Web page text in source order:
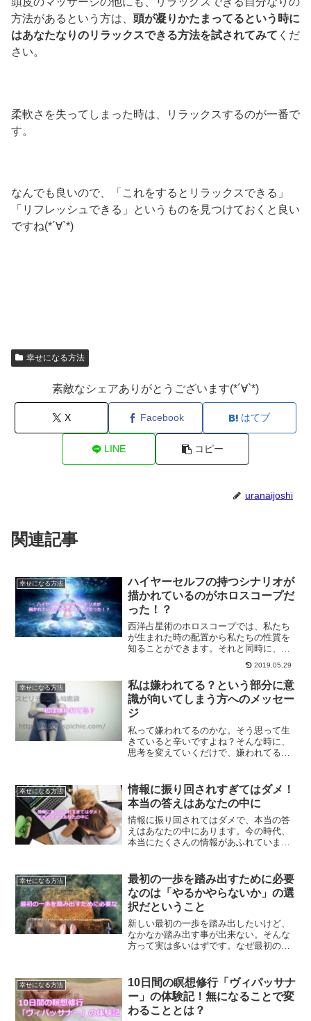
方法があるという方は、 頭が凝りかたまってるという時に
はあなたなりのリラックスできる方法を試されてみて くだ
さい。
柔軟さを失ってしまった時は、リラックスするのが一番で
す。
なんでも良いので、「これをするとリラックスできる」
「リフレッシュできる」というものを見つけておくと良い
ですね(*´∀`*)
幸せになる方法
素敵なシェアありがとうございます(*´∀`*)
X Facebook はてブ
LINE コピー
uranaijoshi
関連記事
幸せになる方法
ハイヤーセルフの持つシナリオが
描かれているのがホロスコープだ
った！？
西洋占星術のホロスコープでは、私たち
が生まれた時の配置から私たちの性質を
知ることができます。それと同時に、ハ
イヤーセルフの持つシナリオが描かれて
いるのです。魂の設計図を知りたいとい
う方にオススメなのが、西洋占星術なの
です。
2019.05.29
幸せになる方法
私は嫌われてる？という部分に意
識が向いてしまう方へのメッセー
ジ
私って嫌われてるのかな。そう思って生
きていると辛いですよね？そんな時に、
思考を変えていくだけで、嫌われてるか
に生きた方がいいに決まってます。幸せ
に生きる方法をご紹介します。
幸せになる方法
情報に振り回されすぎてはダメ！
本当の答えはあなたの中に
情報に振り回されてはダメで、本当の答
えはあなたの中にあります。今の時代、
本当にたくさんの情報があふれています
は、あなたの中にしかないからです。
幸せになる方法
最初の一歩を踏み出すために必要
なのは「やるかやらないか」の選
択だということ
新しい最初の一歩を踏み出したいけど、
なかなか踏み出す事が出来ない。そんな
方って実は多いはずです。なぜ最初の一
に、やるかやらないかの選択をしていく
事の大切さについてご紹介します。
幸せになる方法
10日間の瞑想修行「ヴィパッサナ
ー」の体験記！無になることで変
わることとは？